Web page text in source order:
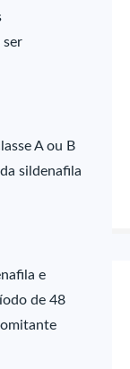
ser
A ou B
sildenafila
e
de 48